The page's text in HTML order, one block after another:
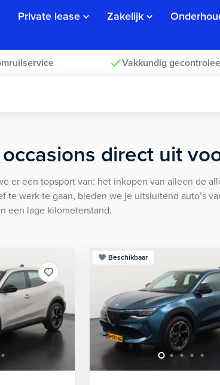
Private lease Zakelijk
Vakkundig
direct uit
er een topsport van: het inkopen van alleen de
te werk te gaan, bieden we je uitsluitend auto’s
een lage kilometerstand.
Beschikbaar